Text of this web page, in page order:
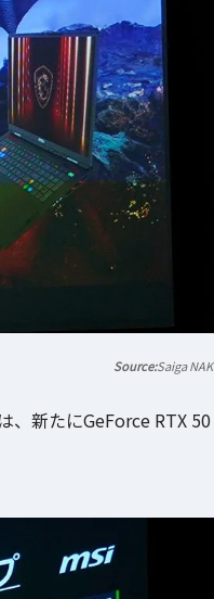
Saiga NAK
、新たにGeForce RTX 50